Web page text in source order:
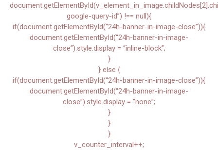
google-query-id”) !== null){
if(document.getElementById(“24h-banner-in-image-close”)){
document.getElementById(“24h-banner-in-image-
close”).style.display = “inline-block”;
}
} else {
if(document.getElementById(“24h-banner-in-image-close”)){
document.getElementById(“24h-banner-in-image-
close”).style.display = “none”;
}
}
}
v_counter_interval++;